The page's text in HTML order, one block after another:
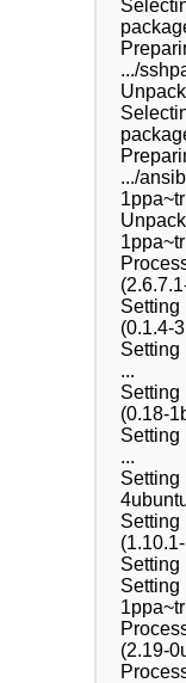
.../
.../
Setting
(0.1.4-
Setting
...
Setting
(0.18-
Setting
...
Setting
Setting
Setting
Setting
(2.19-